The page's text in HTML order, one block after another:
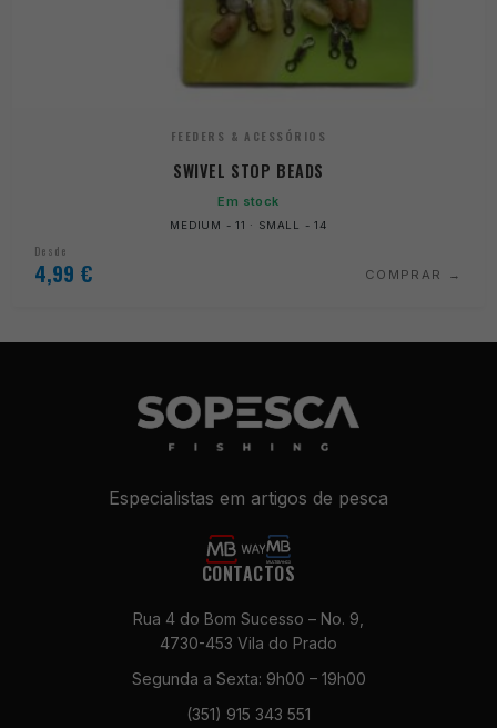
FEEDERS & ACESSÓRIOS
SWIVEL STOP BEADS
Em stock
MEDIUM - 11 · SMALL - 14
Desde
4,99 € COMPRAR
Especialistas em artigos de pesca
CONTACTOS
Rua 4 do Bom Sucesso – No. 9,
4730-453 Vila do Prado
Segunda a Sexta: 9h00 – 19h00
(351) 915 343 551
Necessários
não são
opcionais. São
para o
do site.